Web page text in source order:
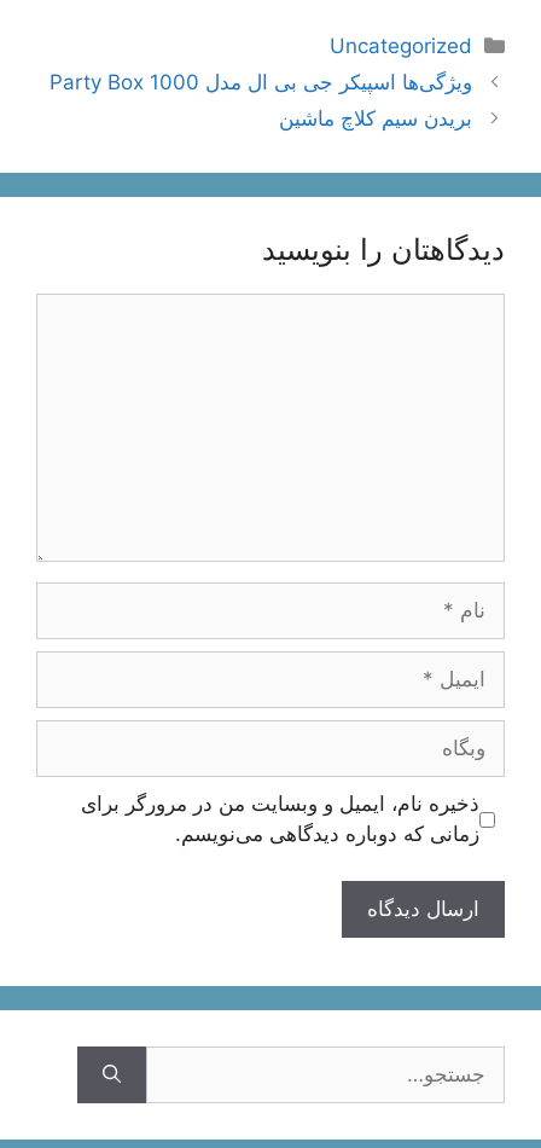
دسته‌ها
Uncategorized
ناوبری
نوشته‌ها
ویژگی‌ها اسپیکر جی بی ال مدل Party Box 1000
بریدن سیم کلاچ ماشین
دیدگاهتان را بنویسید
ایمیل
وبگاه
ذخیره نام، ایمیل و وبسایت من در مرورگر برای
زمانی که دوباره دیدگاهی می‌نویسم.